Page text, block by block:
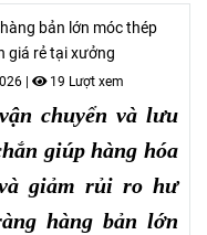
bản lớn móc thép
giá rẻ tại xưởng
| 19 Lượt xem
chuyển và lưu
giúp hàng hóa
giảm rủi ro hư
hàng bản lớn